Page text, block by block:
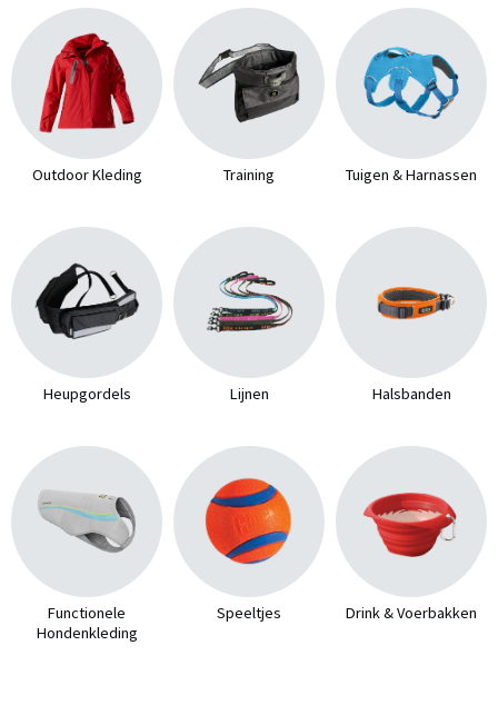
Outdoor Kleding Training Tuigen & Harnassen
Heupgordels Lijnen Halsbanden
Functionele
Hondenkleding
Speeltjes Drink & Voerbakken